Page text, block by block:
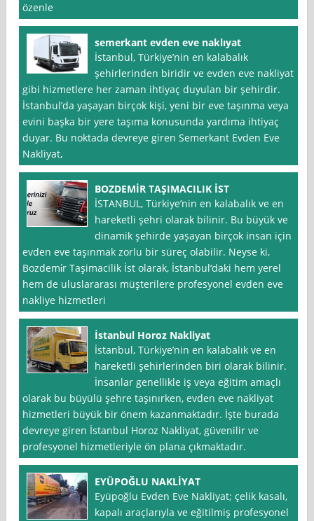
özenle
semerkant evden eve naklıyat
İstanbul, Türkiye’nin en kalabalık
şehirlerinden biridir ve evden eve nakliyat
gibi hizmetlere her zaman ihtiyaç duyulan bir şehirdir.
İstanbul’da yaşayan birçok kişi, yeni bir eve taşınma veya
evini başka bir yere taşıma konusunda yardıma ihtiyaç
duyar. Bu noktada devreye giren Semerkant Evden Eve
Nakliyat,
BOZDEMİR TAŞIMACILIK İST
İSTANBUL, Türkiye’nin en kalabalık ve en
hareketli şehri olarak bilinir. Bu büyük ve
dinamik şehirde yaşayan birçok insan için
evden eve taşınmak zorlu bir süreç olabilir. Neyse ki,
Bozdemi̇r Taşimacilik İst olarak, İstanbul‘daki hem yerel
hem de uluslararası müşterilere profesyonel evden eve
nakliye hizmetleri
İstanbul Horoz Nakliyat
İstanbul, Türkiye’nin en kalabalık ve en
hareketli şehirlerinden biri olarak bilinir.
İnsanlar genellikle iş veya eğitim amaçlı
olarak bu büyülü şehre taşınırken, evden eve nakliyat
hizmetleri büyük bir önem kazanmaktadır. İşte burada
devreye giren İstanbul Horoz Nakliyat, güvenilir ve
profesyonel hizmetleriyle ön plana çıkmaktadır.
EYÜPOĞLU NAKLİYAT
Eyüpoğlu Evden Eve Nakliyat; çelik kasalı,
kapalı araçlarıyla ve eğitilmiş profesyonel